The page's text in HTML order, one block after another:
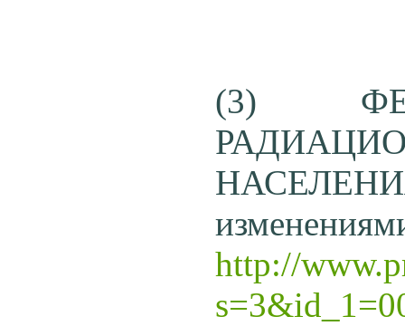
(3)
http://